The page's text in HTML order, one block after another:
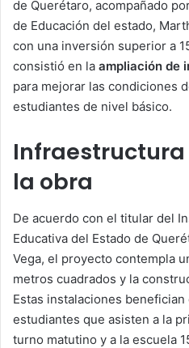
de Querétaro, acompañado
de Educación del estado,
con una inversión superior a
consistió en la ampliación de
para mejorar las condiciones
estudiantes de nivel básico.
la obra
De acuerdo con el titular del
Educativa del Estado de
Vega, el proyecto contempla
metros cuadrados y la
Estas instalaciones
estudiantes que asisten a la
turno matutino y a la escuela